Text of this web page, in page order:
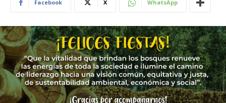
Facebook X WhatsApp